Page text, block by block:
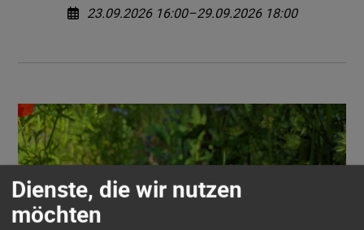
23.09.2026 16:00–29.09.2026 18:00
Dienste, die wir nutzen
möchten